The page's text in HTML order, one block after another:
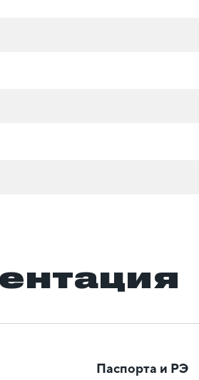
Паспорта и РЭ